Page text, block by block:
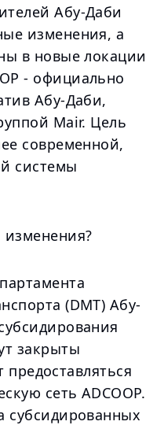
Абу-Даби
изменения, а
в новые локации
- официально
Абу-Даби,
Mair. Цель
современной,
системы
изменения?
(DMT) Абу-
закрыты
предоставляться
сеть ADCOOP.
субсидированных